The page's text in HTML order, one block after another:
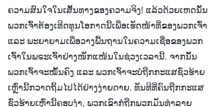
ຄວາມສົນໃຈໃນເສັ້ນທາງຂອງຄວາມຈິງ! ແລ້ວດ້ວຍເຫດນັ້ນ
ພວກເຈົ້າຕ້ອງເທີດທູນໂອກາດນີ້ເພື່ອເຮັດໜ້າທີ່ຂອງພວກເຈົ້າ
ແລະ ພະຍາຍາມເພື່ອວາງພື້ນຖານໃນຄວາມເຊື່ອຂອງພວກ
ເຈົ້າໃນພຣະເຈົ້າຢ່າງໜັກແໜ້ນໃນຊ່ວງເວລານີ້. ຈາກນັ້ນ
ພວກເຈົ້າຈະໝັ້ນຄົງ ແລະ ພວກເຈົ້າຈະບໍ່ຖືກກະແສຊົ່ວຮ້າຍ
ເຫຼົ່ານີ້ກວາດຖິ້ມໄປໄດ້ຢ່າງງ່າຍດາຍ. ທັນທີທີ່ຄົນຖືກກະແສ
ຊົ່ວຮ້າຍເຫຼົ່ານີ້ຄອບງໍາ, ພວກເຂົາກໍຖືກພວກມັນທໍາລາຍ